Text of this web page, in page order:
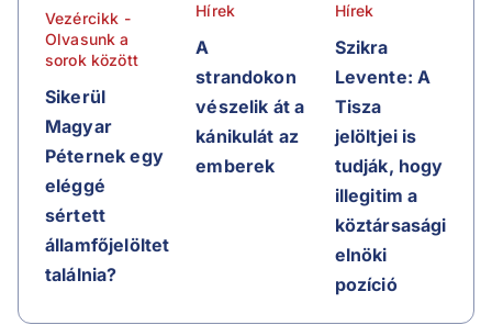
Vezércikk -
Olvasunk a
sorok között
Sikerül
Magyar
Péternek egy
eléggé
sértett
államfőjelöltet
találnia?
Hírek
A
strandokon
vészelik át a
kánikulát az
emberek
Hírek
Szikra
Levente: A
Tisza
jelöltjei is
tudják, hogy
illegitim a
köztársasági
elnöki
pozíció